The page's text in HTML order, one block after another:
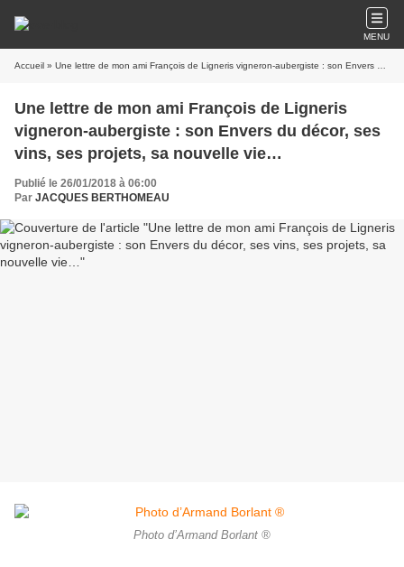
MENU
Accueil » Une lettre de mon ami François de Ligneris vigneron-aubergiste : son Envers du décor, ses vins, ses projets, sa nouvelle vie…
Une lettre de mon ami François de Ligneris
vigneron-aubergiste : son Envers du décor, ses
vins, ses projets, sa nouvelle vie…
Publié le 26/01/2018 à 06:00
Par JACQUES BERTHOMEAU
Photo d’Armand Borlant ®